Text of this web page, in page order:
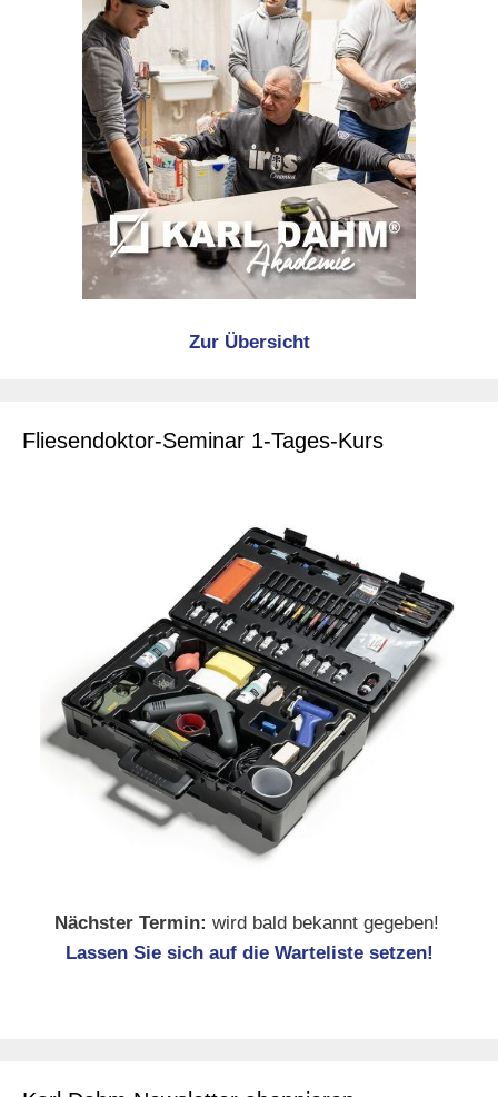
Zur Übersicht
Fliesendoktor-Seminar 1-Tages-Kurs
Nächster Termin: wird bald bekannt gegeben!
Lassen Sie sich auf die Warteliste setzen!